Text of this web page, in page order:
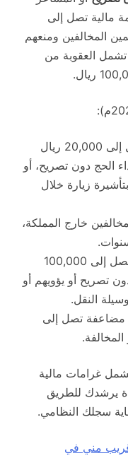
مالية تصل إلى
المخالفين ومنعهم
العقوبة من
للمخالفين: غرامة مالية تصل إلى 20,000 ريال
الحج دون تصريح، أو
زيارة خلال
خارج المملكة،
للناقلين والمسهلين: غرامة تصل إلى 100,000
تصريح أو يؤويهم أو
النقل.
مضاعفة تصل إلى
غرامات مالية
يرشدك للطريق
سجلك النظامي.
قريب مني في